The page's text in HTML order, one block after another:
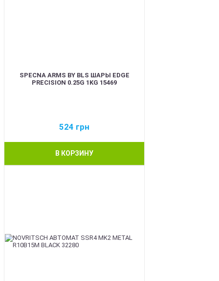
SPECNA ARMS BY BLS ШАРЫ EDGE
PRECISION 0.25G 1KG 15469
524 грн
В КОРЗИНУ